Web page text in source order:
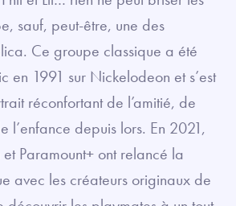
sauf, peut-être, une des
Ce groupe classique a été
en 1991 sur Nickelodeon et s’est
réconfortant de l’amitié, de
l’enfance depuis lors. En 2021,
Paramount+ ont relancé la
avec les créateurs originaux de